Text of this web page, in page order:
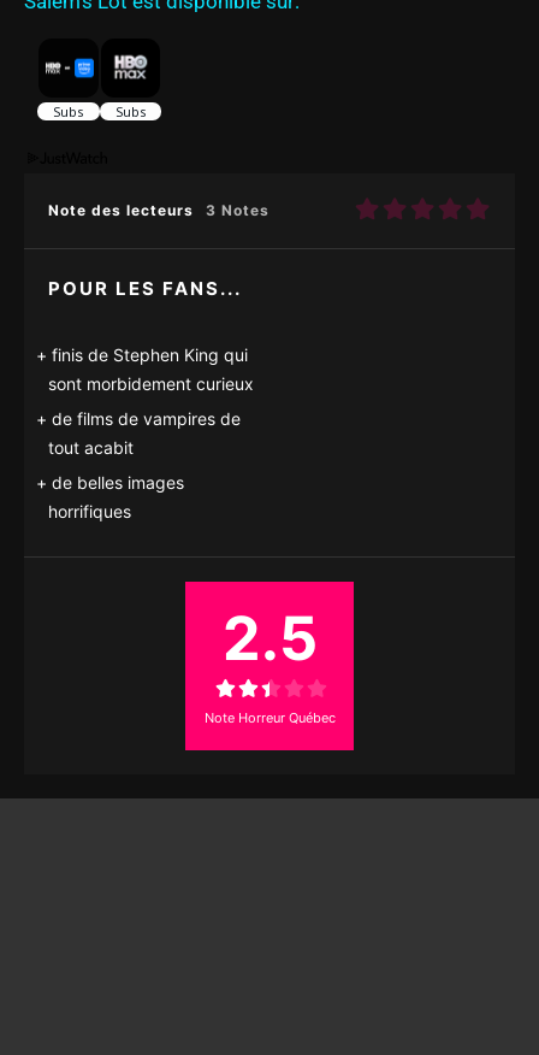
Note des lecteurs 3 Notes
POUR LES FANS...
finis de Stephen King qui
sont morbidement curieux
de films de vampires de
tout acabit
de belles images
horrifiques
2.5
Note Horreur Québec